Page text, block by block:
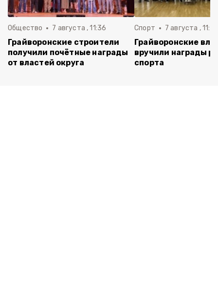
Общество 7 августа , 11:36
Грайворонские строители
получили почётные награды
от властей округа
Спорт 7 августа ,
Грайворонские
вручили награды
спорта